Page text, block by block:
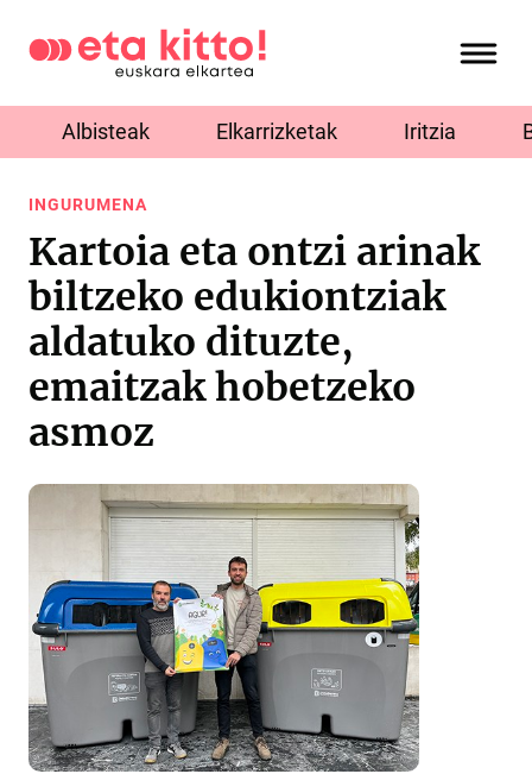
Albisteak Elkarrizketak Iritzia
INGURUMENA
Kartoia eta ontzi arinak
biltzeko edukiontziak
aldatuko dituzte,
emaitzak hobetzeko
asmoz